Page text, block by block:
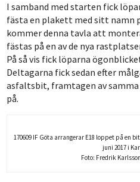
I samband med starten fick
fästa en plakett med sitt namn
kommer denna tavla att
fästas på en av de nya
På så vis fick löparna
Deltagarna fick sedan efter
asfaltsbit, framtagen av
på.
170609 IF Göta arrangerar E18 loppet på en
juni 2017 i
Foto: Fredrik